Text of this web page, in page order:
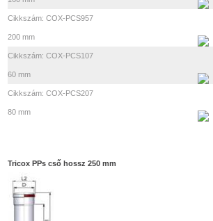
Cikkszám: COX-PCS957
200 mm
Cikkszám: COX-PCS107
60 mm
Cikkszám: COX-PCS207
80 mm
Tricox PPs cső hossz 250 mm